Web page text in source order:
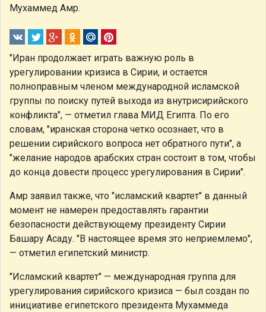
Мухаммед Амр.
"Иран продолжает играть важную роль в
урегулировании кризиса в Сирии, и остается
полноправным членом международной исламской
группы по поиску путей выхода из внутрисирийского
конфликта", — отметил глава МИД Египта. По его
словам, "иранская сторона четко осознает, что в
решении сирийского вопроса нет обратного пути", а
"желание народов арабских стран состоит в том, чтобы
до конца довести процесс урегулирования в Сирии".
Амр заявил также, что "исламский квартет" в данный
момент не намерен предоставлять гарантии
безопасности действующему президенту Сирии
Башару Асаду. "В настоящее время это неприемлемо",
— отметил египетский министр.
"Исламский квартет" — международная группа для
урегулирования сирийского кризиса — был создан по
инициативе египетского президента Мухаммеда